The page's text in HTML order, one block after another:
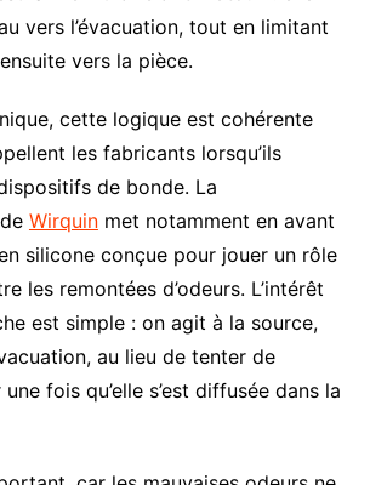
vers l’évacuation, tout en limitant
vers la pièce.
cette logique est cohérente
les fabricants lorsqu’ils
de bonde. La
Wirquinmet notamment en avant
silicone conçue pour jouer un rôle
les remontées d’odeurs. L’intérêt
est simple : on agit à la source,
au lieu de tenter de
une fois qu’elle s’est diffusée dans la